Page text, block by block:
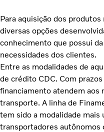
Para aquisição dos
diversas opções
conhecimento que possui
necessidades dos clientes.
Entre as modalidades de
de crédito CDC. Com
financiamento atendem aos
transporte. A linha de
tem sido a modalidade
transportadores autônomos